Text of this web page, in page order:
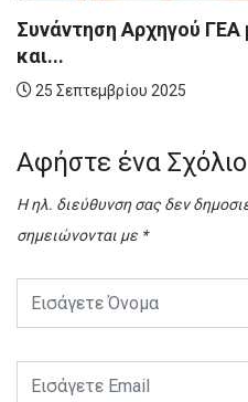
Αρχηγού ΓΕΑ με
2025
Αφήστε ένα Σχόλιο
Η ηλ. διεύθυνση σας δεν
σημειώνονται με *